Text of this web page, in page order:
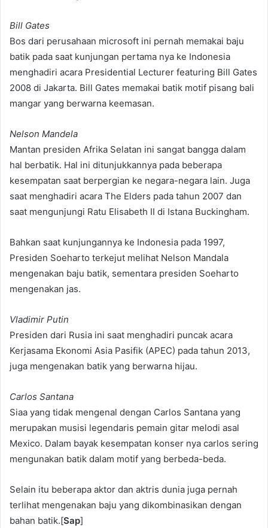
Bill Gates
Bos dari perusahaan microsoft ini pernah memakai baju
batik pada saat kunjungan pertama nya ke Indonesia
menghadiri acara Presidential Lecturer featuring Bill Gates
2008 di Jakarta. Bill Gates memakai batik motif pisang bali
mangar yang berwarna keemasan.
Nelson Mandela
Mantan presiden Afrika Selatan ini sangat bangga dalam
hal berbatik. Hal ini ditunjukkannya pada beberapa
kesempatan saat berpergian ke negara-negara lain. Juga
saat menghadiri acara The Elders pada tahun 2007 dan
saat mengunjungi Ratu Elisabeth II di Istana Buckingham.
Bahkan saat kunjungannya ke Indonesia pada 1997,
Presiden Soeharto terkejut melihat Nelson Mandala
mengenakan baju batik, sementara presiden Soeharto
mengenakan jas.
Vladimir Putin
Presiden dari Rusia ini saat menghadiri puncak acara
Kerjasama Ekonomi Asia Pasifik (APEC) pada tahun 2013,
juga mengenakan batik yang berwarna hijau.
Carlos Santana
Siaa yang tidak mengenal dengan Carlos Santana yang
merupakan musisi legendaris pemain gitar melodi asal
Mexico. Dalam bayak kesempatan konser nya carlos sering
mengunakan batik dalam motif yang berbeda-beda.
Selain itu beberapa aktor dan aktris dunia juga pernah
terlihat mengenakan baju yang dikombinasikan dengan
bahan batik.[Sap]